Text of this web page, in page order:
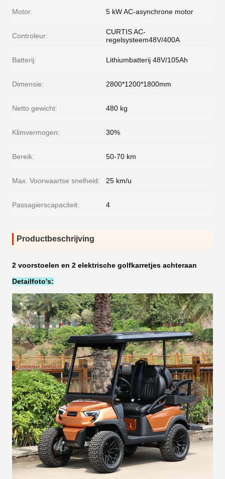
Motor: 5 kW AC-asynchrone motor
Controleur:
CURTIS AC-
regelsysteem48V/400A
Batterij: Lithiumbatterij 48V/105Ah
Dimensie: 2800*1200*1800mm
Netto gewicht: 480 kg
Klimvermogen: 30%
Bereik: 50-70 km
Max. Voorwaartse snelheid: 25 km/u
Passagierscapaciteit: 4
Productbeschrijving
2 voorstoelen en 2 elektrische golfkarretjes achteraan
Detailfoto's: